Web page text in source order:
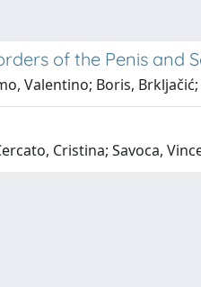
of the Penis and
Valentino; Boris,
Cristina; Savoca,